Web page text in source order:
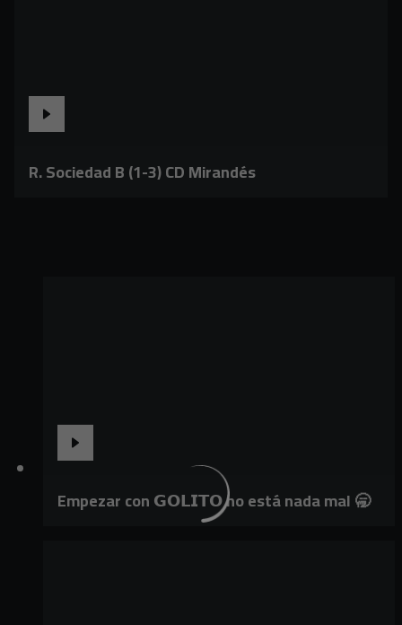
R. Sociedad B (1-3) CD Mirandés
Empezar con 𝗚𝗢𝗟𝗜𝗧𝗢 no está nada mal 🥱